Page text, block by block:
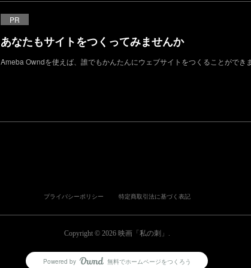
PR
あなたもサイトをつくってみませんか
Ameba Owndを使えば、誰でもかんたんにウェブサイトをつくることができま
プライバシーポリシー 特定商取引法に基づく表記
Copyright © 2026 映画「私の刺」 .
Powered by AmebaOwnd
無料でホームページをつくろう